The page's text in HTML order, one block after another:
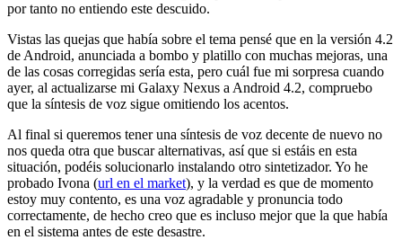
por tanto no entiendo este descuido.
Vistas las quejas que había sobre el tema pensé que en la versión 4.2
de Android, anunciada a bombo y platillo con muchas mejoras, una
de las cosas corregidas sería esta, pero cuál fue mi sorpresa cuando
ayer, al actualizarse mi Galaxy Nexus a Android 4.2, compruebo
que la síntesis de voz sigue omitiendo los acentos.
Al final si queremos tener una síntesis de voz decente de nuevo no
nos queda otra que buscar alternativas, así que si estáis en esta
situación, podéis solucionarlo instalando otro sintetizador. Yo he
probado Ivona (url en el market), y la verdad es que de momento
estoy muy contento, es una voz agradable y pronuncia todo
correctamente, de hecho creo que es incluso mejor que la que había
en el sistema antes de este desastre.